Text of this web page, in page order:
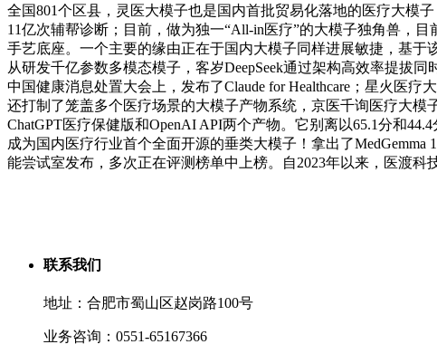
全国801个区县，灵医大模子也是国内首批贸易化落地的医疗大模
11亿次辅帮诊断；目前，做为独一“All-in医疗”的大模子独角兽，
手艺底座。一个主要的缘由正在于国内大模子同样进展敏捷，基
从研发千亿参数多模态模子，客岁DeepSeek通过架构高效率提拔
中国健康消息处置大会上，发布了Claude for Healthcare；星火医
还打制了笼盖多个医疗场景的大模子产物系统，京医千询医疗大
ChatGPT医疗保健版和OpenAI API两个产物。它别离以65.1分和
成为国内医疗行业首个全面开源的垂类大模子！拿出了
能尝试室发布，多次正在评测榜单中上榜。自2023年以来，医渡
联系我们
地址：合肥市蜀山区赵岗路100号
业务咨询：0551-65167366